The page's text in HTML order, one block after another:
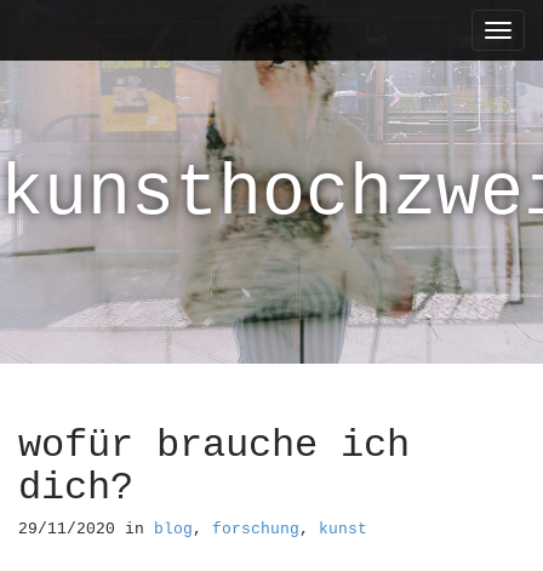
n
m
e
n
u
i
t
o
c
o
n
t
t
wofür brauche ich
dich?
29/11/2020 in blog , forschung , kunst